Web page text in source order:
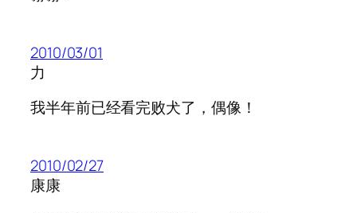
2010/03/01
力
我半年前已经看完败犬了，偶像！
2010/02/27
康康